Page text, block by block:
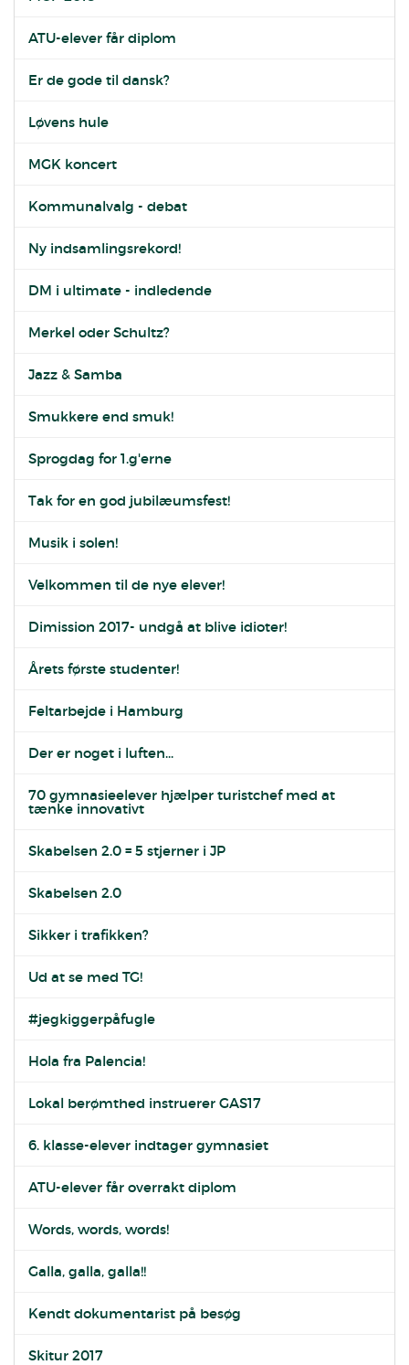
ATU-elever får diplom
Er de gode til dansk?
Løvens hule
MGK koncert
Kommunalvalg - debat
Ny indsamlingsrekord!
DM i ultimate - indledende
Merkel oder Schultz?
Jazz & Samba
Smukkere end smuk!
Sprogdag for 1.g'erne
Tak for en god jubilæumsfest!
Musik i solen!
Velkommen til de nye elever!
Dimission 2017- undgå at blive idioter!
Årets første studenter!
Feltarbejde i Hamburg
Der er noget i luften...
70 gymnasieelever hjælper turistchef med at
tænke innovativt
Skabelsen 2.0 = 5 stjerner i JP
Skabelsen 2.0
Sikker i trafikken?
Ud at se med TG!
#jegkiggerpåfugle
Hola fra Palencia!
Lokal berømthed instruerer GAS17
6. klasse-elever indtager gymnasiet
ATU-elever får overrakt diplom
Words, words, words!
Galla, galla, galla!!
Kendt dokumentarist på besøg
Skitur 2017